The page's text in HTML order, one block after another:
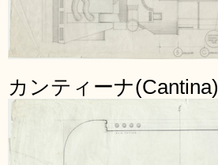
カンティーナ(Cantina)